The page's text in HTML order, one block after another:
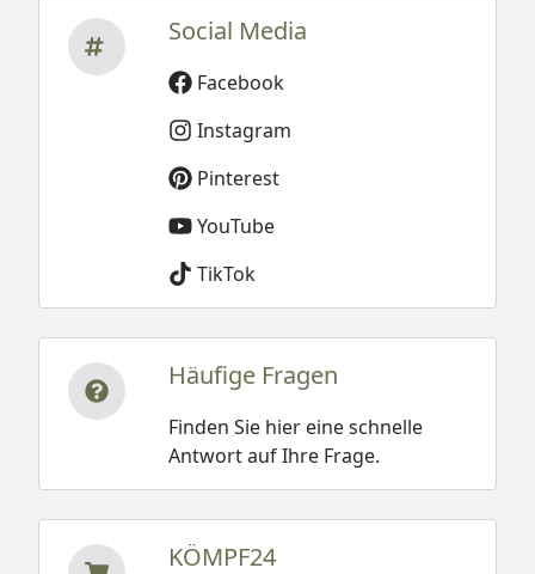
Social Media
Facebook
Instagram
Pinterest
YouTube
TikTok
Häufige Fragen
Finden Sie hier eine schnelle
Antwort auf Ihre Frage.
KÖMPF24